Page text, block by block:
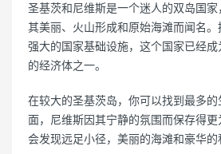
圣基茨和尼维斯是一个迷人的双岛国
其美丽、火山形成和原始海滩而闻名
强大的国家基础设施，这个国家已经
的经济体之一。
在较大的圣基茨岛，你可以找到最多
面，尼维斯因其宁静的氛围而保存得
会发现远足小径，美丽的海滩和豪华的